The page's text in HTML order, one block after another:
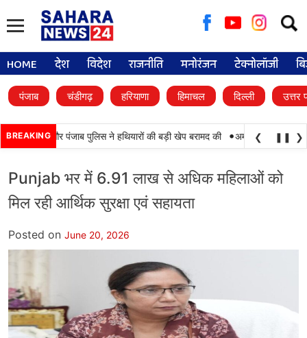
for:
HOME देश विदेश राजनीति मनोरंजन टेक्नोलॉजी
पंजाब चंडीगढ़ हरियाणा हिमाचल दिल्ली उत्तर
BREAKING
BSF और पंजाब पुलिस ने हथियारों की बड़ी खेप बरामद की • अमन अरोड़ा ने
❮ ❚❚ ❯
Punjab भर में 6.91 लाख से अधिक महिलाओं को
मिल रही आर्थिक सुरक्षा एवं सहायता
Posted on June 20, 2026